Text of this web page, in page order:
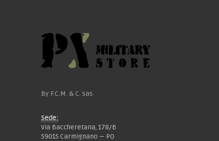
By F.C.M. & C. sas
Sede:
Via Baccheretana, 178/B
59015 Carmignano — PO